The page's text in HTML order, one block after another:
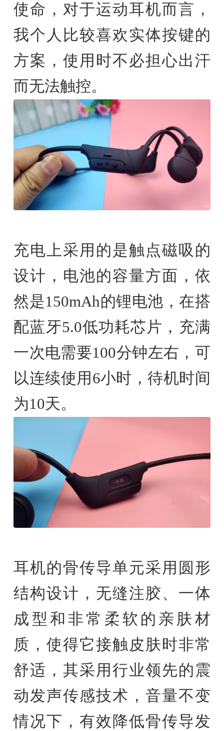
使命，对于运动耳机而言，
我个人比较喜欢实体按键的
方案，使用时不必担心出汗
而无法触控。
充电上采用的是触点磁吸的
设计，电池的容量方面，依
然是150mAh的锂电池，在搭
配蓝牙5.0低功耗芯片，充满
一次电需要100分钟左右，可
以连续使用6小时，待机时间
为10天。
耳机的骨传导单元采用圆形
结构设计，无缝注胶、一体
成型和非常柔软的亲肤材
质，使得它接触皮肤时非常
舒适，其采用行业领先的震
动发声传感技术，音量不变
情况下，有效降低骨传导发